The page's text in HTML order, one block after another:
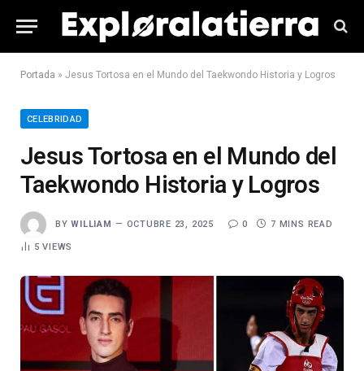
Portada » Jesus Tortosa en el Mundo del Taekwondo Historia y Logros
CELEBRIDAD
Jesus Tortosa en el Mundo del
Taekwondo Historia y Logros
BY WILLIAM OCTUBRE 23, 2025 0 7 MINS READ
5VIEWS